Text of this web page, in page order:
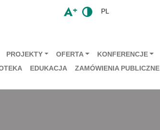
PL
PROJEKTY OFERTA KONFERENCJE
EDUKACJA ZAMÓWIENIA PUBLICZNE